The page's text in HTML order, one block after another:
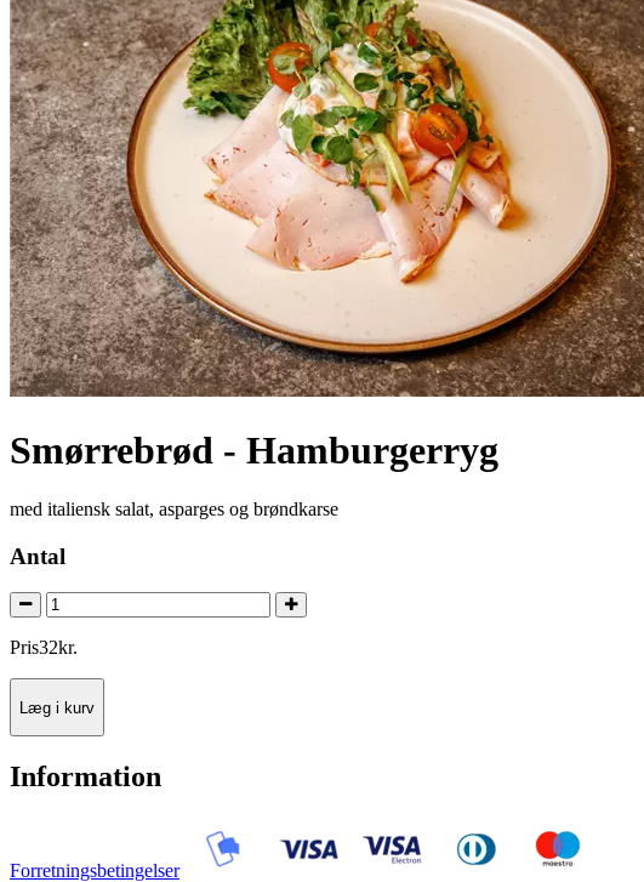
Smørrebrød - Hamburgerryg
med italiensk salat, asparges og brøndkarse
Antal
Pris32kr.
Læg i kurv
Information
Forretningsbetingelser